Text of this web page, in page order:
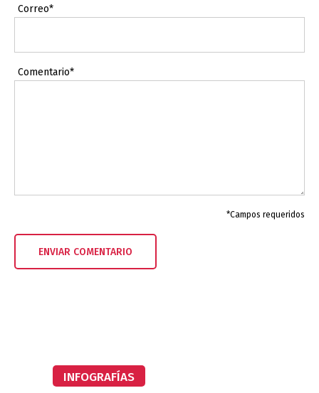
Correo*
Comentario*
*Campos requeridos
INFOGRAFÍAS